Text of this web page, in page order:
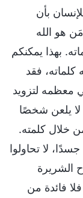
بأن
هو الله
بهذا يمكنكم
كلماته، فقد
معظمه لتزويد
لا يلعن شخصًا
خلال كلمته.
لا تحاولوا
الشريرة
فائدة من